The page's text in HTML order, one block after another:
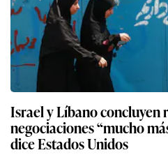
Israel y Líbano concluyen
negociaciones “mucho
dice Estados Unidos